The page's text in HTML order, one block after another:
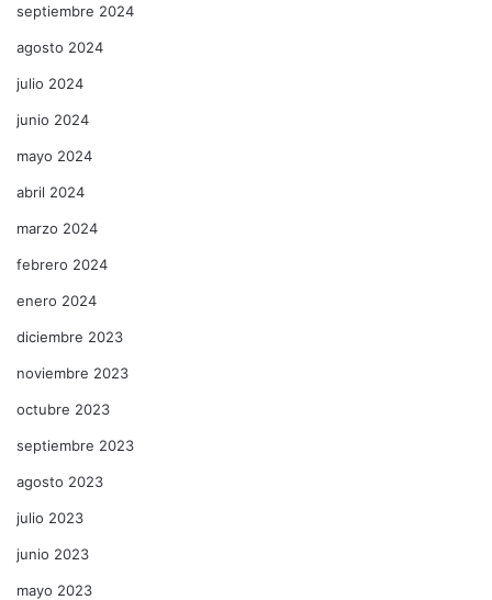
septiembre 2024
agosto 2024
julio 2024
junio 2024
mayo 2024
abril 2024
marzo 2024
febrero 2024
enero 2024
diciembre 2023
noviembre 2023
octubre 2023
septiembre 2023
agosto 2023
julio 2023
junio 2023
mayo 2023